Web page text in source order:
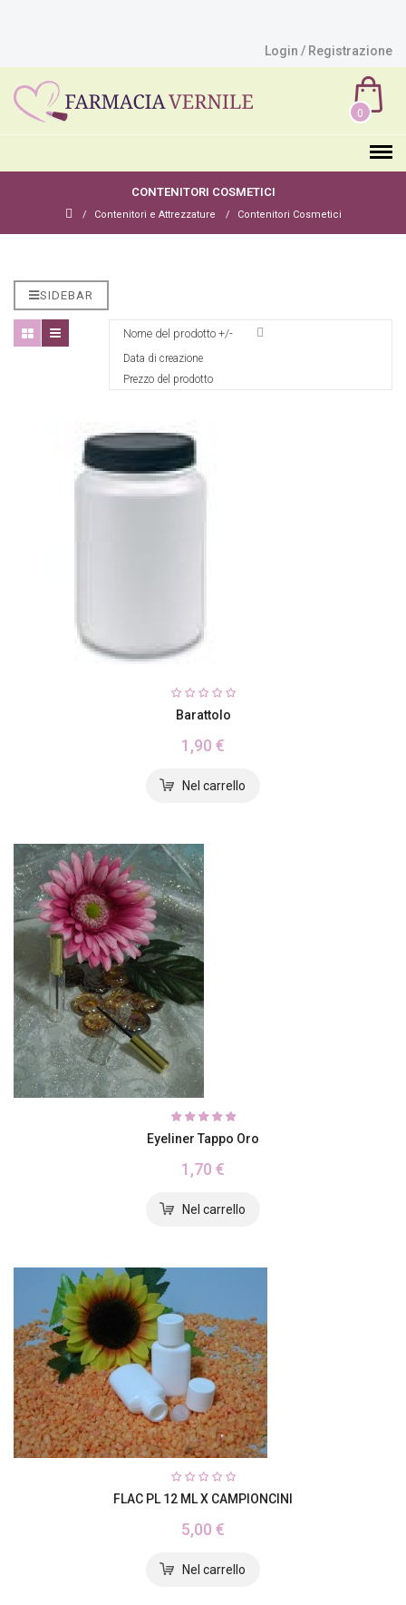
Login / Registrazione
0
CONTENITORI COSMETICI
Contenitori e Attrezzature Contenitori Cosmetici
SIDEBAR
Nome del prodotto +/-
Data di creazione
Prezzo del prodotto
Barattolo
1,90 €
Eyeliner Tappo Oro
1,70 €
FLAC PL 12 ML X CAMPIONCINI
5,00 €